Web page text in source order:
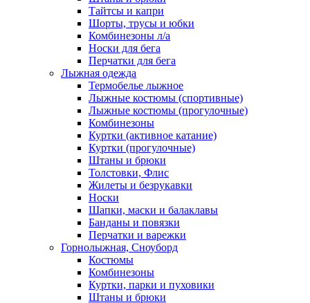
Тайтсы и капри
Шорты, трусы и юбки
Комбинезоны л/а
Носки для бега
Перчатки для бега
Лыжная одежда
Термобелье лыжное
Лыжные костюмы (спортивные)
Лыжные костюмы (прогулочные)
Комбинезоны
Куртки (активное катание)
Куртки (прогулочные)
Штаны и брюки
Толстовки, Флис
Жилеты и безрукавки
Носки
Шапки, маски и балаклавы
Банданы и повязки
Перчатки и варежки
Горнолыжная, Сноуборд
Костюмы
Комбинезоны
Куртки, парки и пуховики
Штаны и брюки